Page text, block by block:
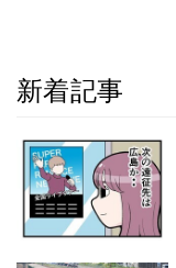
新着記事